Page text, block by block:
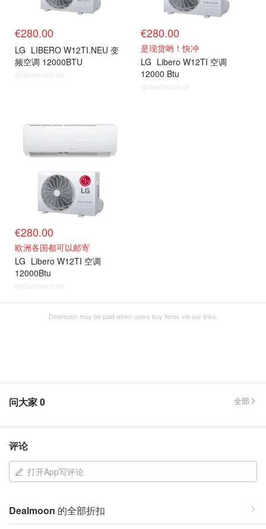
€280.00
LG LIBERO W12TI.NEU 变
频空调 12000BTU
@dealmoon.de
€280.00
是现货哟！快冲
LG Libero W12TI 空调
12000 Btu
@dealmoon.de
€280.00
欧洲各国都可以邮寄
LG Libero W12TI 空调
12000Btu
@dealmoon.de
Dealmoon may be paid when users buy items via our links.
问大家0 全部
评论
打开App写评论
Dealmoon 的全部折扣